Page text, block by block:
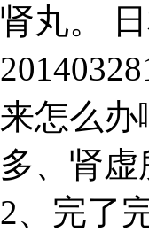
肾丸。
来怎么
多、肾
2、完了